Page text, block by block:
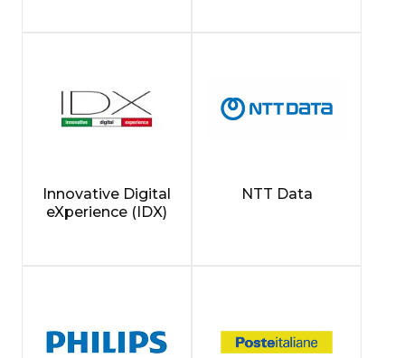
Innovative Digital
eXperience (IDX)
NTT Data